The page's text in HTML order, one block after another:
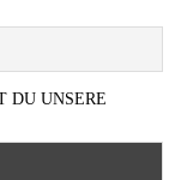
DU UNSERE